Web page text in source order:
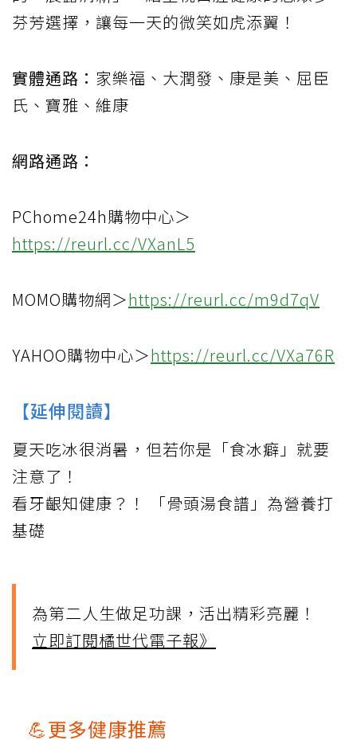
芬芳選擇，讓每一天的微笑如虎添翼！
實體通路： 家樂福、大潤發、康是美、屈臣
氏、寶雅、維康
網路通路：
PChome24h購物中心＞
https://reurl.cc/VXanL5
MOMO購物網＞https://reurl.cc/m9d7qV
YAHOO購物中心＞https://reurl.cc/VXa76R
【延伸閱讀】
夏天吃冰很消暑，但若你是「食冰癖」就要
注意了！
看牙齦知健康？！ 「骨頭湯食譜」為營養打
基礎
為第二人生做足功課，活出精彩亮麗！
立即訂閱橘世代電子報》
💪更多健康推薦